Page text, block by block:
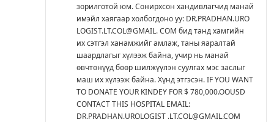
зорилготой юм. Сонирхсон хандивлагчид манай
имэйл хаягаар холбогдоно уу: DR.PRADHAN.URO
LOGIST.LT.COL@GMAIL. COM бид танд хамгийн
их сэтгэл ханамжийг амлаж, таны яаралтай
шаардлагыг хүлээж байна, учир нь манай
өвчтөнүүд бөөр шилжүүлэн суулгах мэс заслыг
маш их хүлээж байна. Хүнд этгэсэн. IF YOU WANT
TO DONATE YOUR KINDEY FOR $ 780,000.OOUSD
CONTACT THIS HOSPITAL EMAIL:
DR.PRADHAN.UROLOGIST .LT.COL@GMAIL.COM